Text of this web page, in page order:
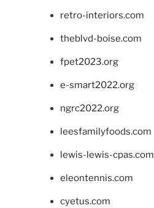
retro-interiors.com
theblvd-boise.com
fpet2023.org
e-smart2022.org
ngrc2022.org
leesfamilyfoods.com
lewis-lewis-cpas.com
eleontennis.com
cyetus.com